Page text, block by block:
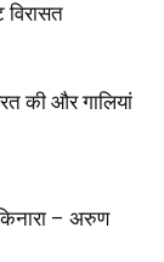
विरासत
की और गालियां
– अरुण